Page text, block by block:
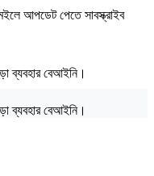
আপডেট পেতে সাবস্ক্রাইব
ব্যবহার বেআইনি।
ব্যবহার বেআইনি।